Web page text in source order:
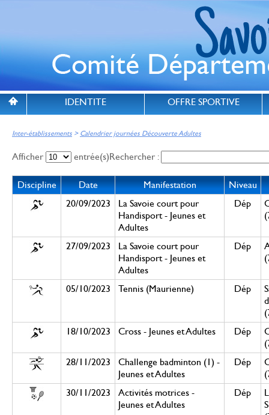
IDENTITE OFFRE SPORTIVE
Inter-établissements > Calendrier journées Découverte Adultes
Afficher entrée(s)Rechercher :
Discipline Date Manifestation
Niveau
20/09/2023
La Savoie court pour
Handisport - Jeunes et
Adultes
Dép
27/09/2023
La Savoie court pour
Handisport - Jeunes et
Adultes
Dép
05/10/2023 Tennis (Maurienne) Dép
18/10/2023
Cross - Jeunes et Adultes Dép
28/11/2023
Challenge badminton (1) -
Jeunes et Adultes
Dép
30/11/2023
Activités motrices -
Jeunes et Adultes
Dép